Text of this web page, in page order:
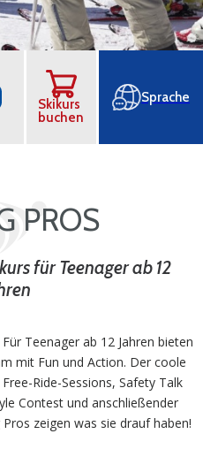
Learn2Ski amadé
Skikurs
buchen
PROS
für Teenager ab 12
Teenager ab 12 Jahren bieten
mit Fun und Action. Der coole
Ride-Sessions, Safety Talk
Contest und anschließender
zeigen was sie drauf haben!